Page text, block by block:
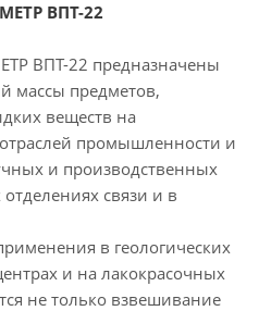
ВПТ-22
ВПТ-22 предназначены
массы предметов,
веществ на
промышленности и
и производственных
связи и в
в геологических
и на лакокрасочных
не только взвешивание